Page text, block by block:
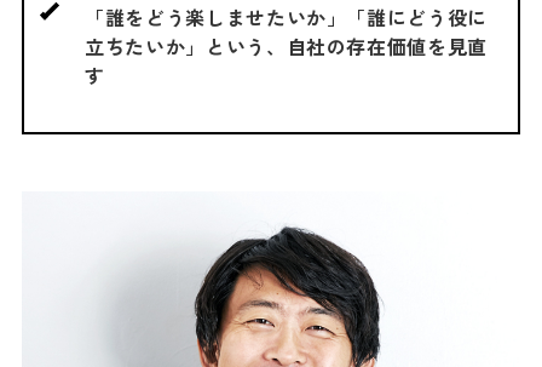
「誰をどう楽しませたいか」「誰にどう役に
立ちたいか」という、自社の存在価値を見直
す